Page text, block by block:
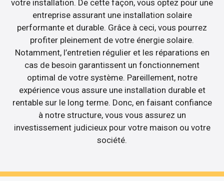
votre installation. De cette façon, vous optez pour une
entreprise assurant une installation solaire
performante et durable. Grâce à ceci, vous pourrez
profiter pleinement de votre énergie solaire.
Notamment, l’entretien régulier et les réparations en
cas de besoin garantissent un fonctionnement
optimal de votre système. Pareillement, notre
expérience vous assure une installation durable et
rentable sur le long terme. Donc, en faisant confiance
à notre structure, vous vous assurez un
investissement judicieux pour votre maison ou votre
société.